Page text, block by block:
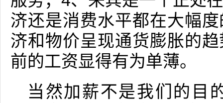
济还是消费水平都在大幅
济和物价呈现通货膨胀的
前的工资显得有为单薄。
当然加薪不是我们的目